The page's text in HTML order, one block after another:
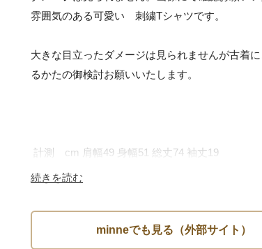
雰囲気のある可愛い　刺繍Tシャツです。
大きな目立ったダメージは見られませんが古着
るかたの御検討お願いいたします。
ユニセックスで着用いただけますが、記載サイズ
続きを読む